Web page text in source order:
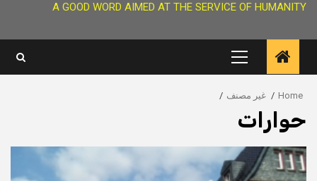
A GOOD WORD AIMED AT THE SERVICE OF HUMANITY
Primary
Menu
Home غير مصنف
حوارات